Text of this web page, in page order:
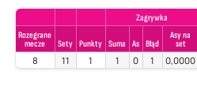
Zagrywka
Rozegrane
mecze
Sety Punkty Suma As Błąd
Asy na
set
8 11 1 1 0 1 0,0000